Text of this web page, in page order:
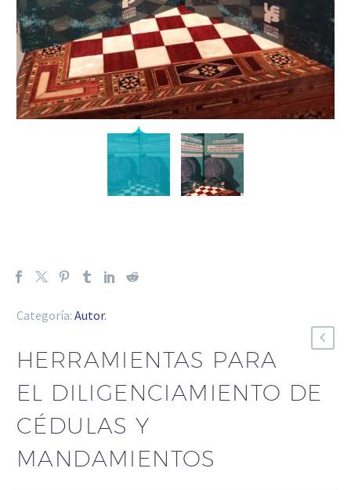
Categoría: Autor.
HERRAMIENTAS PARA
EL DILIGENCIAMIENTO DE
CÉDULAS Y
MANDAMIENTOS